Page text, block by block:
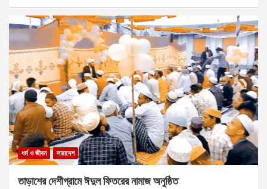
ধর্ম ও জীবন সারাদেশ
তাড়াশের দেশীগ্রামে ঈদুল ফিতরের নামাজ অনুষ্ঠিত